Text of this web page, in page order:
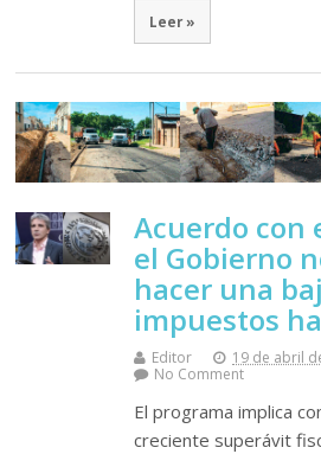
Leer »
Acuerdo con
el Gobierno
hacer una
impuestos
Editor 19 de abril
No Comment
El programa implica
creciente superávit